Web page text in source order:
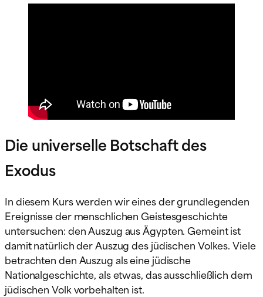
Die universelle Botschaft des
Exodus
In diesem Kurs werden wir eines der grundlegenden
Ereignisse der menschlichen Geistesgeschichte
untersuchen: den Auszug aus Ägypten. Gemeint ist
damit natürlich der Auszug des jüdischen Volkes. Viele
betrachten den Auszug als eine jüdische
Nationalgeschichte, als etwas, das ausschließlich dem
jüdischen Volk vorbehalten ist.